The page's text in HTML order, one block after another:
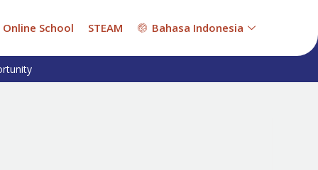
Online School STEAM Bahasa Indonesia